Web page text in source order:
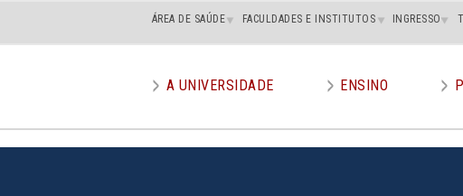
Main
superior
ÁREA DE SAÚDE FACULDADES E INSTITUTOS INGRESSO
menu
A UNIVERSIDADE ENSINO